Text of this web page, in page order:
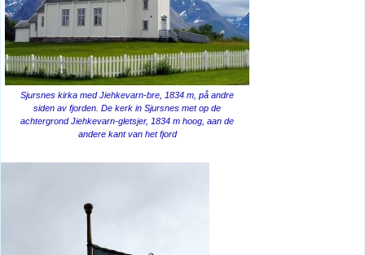
Sjursnes kirka med Jiehkevarn-bre, 1834 m, på andre
siden av fjorden. De kerk in Sjursnes met op de
achtergrond Jiehkevarn-gletsjer, 1834 m hoog, aan de
andere kant van het fjord